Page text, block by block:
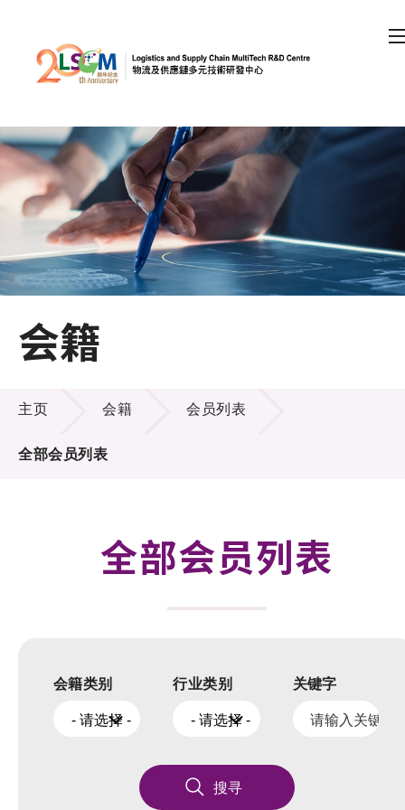
跳到内容（按回车键）
会员登录
A A A EN
主页
技术商品化
活动及消息
科技分享
会籍
会籍
主页 会籍 会员列表
全部会员列表
全部会员列表
会籍类别
- 请选择 -
行业类别
- 请选择 -
关键字
搜寻